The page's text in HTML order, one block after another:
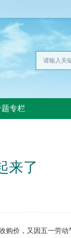
题专栏
来了
价，又因五一劳动